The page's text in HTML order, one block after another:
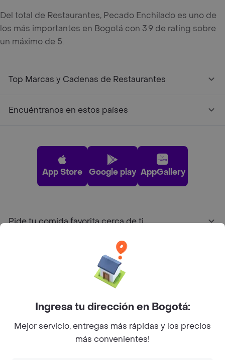
Del total de Restaurantes, Pecado Enchilado es uno de
los más importantes en Bogotá con 3.9 de rating sobre
un máximo de 5.
Top Marcas y Cadenas de Restaurantes
Encuéntranos en estos países
App Store Google play AppGallery
Pide tu comida favorita cerca de ti
Sobre Rappi
Facebook
Twitter
Instagram
Ingresa tu dirección en Bogotá:
Mejor servicio, entregas más rápidas y los precios
más convenientes!